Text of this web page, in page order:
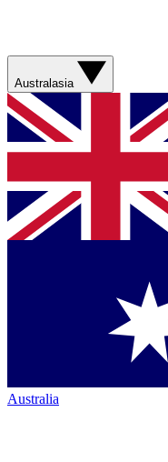
Australasia
Australia